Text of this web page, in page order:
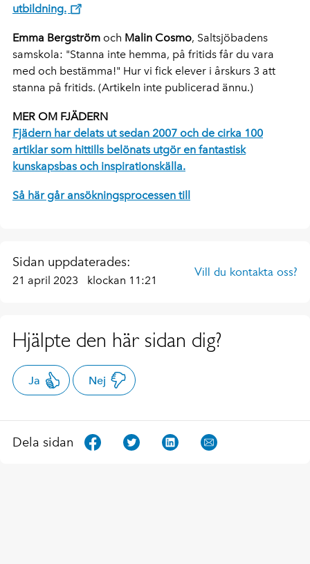
utbildning.
Emma Bergström och Malin Cosmo, Saltsjöbadens
samskola: "Stanna inte hemma, på fritids får du vara
med och bestämma!" Hur vi fick elever i årskurs 3 att
stanna på fritids. (Artikeln inte publicerad ännu.)
MER OM FJÄDERN
Fjädern har delats ut sedan 2007 och de cirka 100
artiklar som hittills belönats utgör en fantastisk
kunskapsbas och inspirationskälla.
Så här går ansökningsprocessen till
Sidan uppdaterades:
21 april 2023 klockan 11:21
Vill du kontakta oss?
Hjälpte den här sidan dig?
Ja Nej
Dela sidan